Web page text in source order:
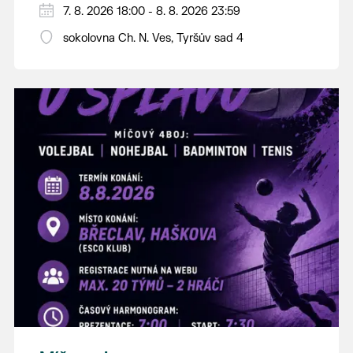
PÁTEK 7. srpna
18:00 - ruční stavění máje
14:00 - krojový průvod pro stárky od
hostince “U Buvola”
16:00 - odpolední zábava na sokolovně
21:00 - večerní zábava
K tanci a poslechu bude hrát DH
Lanžhotčané.
Těšíme se na Vás!
7. 8. 2026 18:00 - 8. 8. 2026 23:59
sokolovna Ch. N. Ves, Tyršův sad 4